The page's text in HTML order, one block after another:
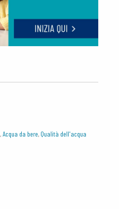
, Acqua da bere, Qualità dell'acqua